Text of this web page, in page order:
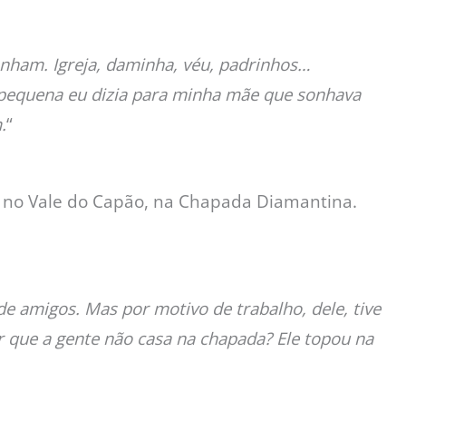
Igreja, daminha, véu, padrinhos…
eu dizia para minha mãe que sonhava
“
Vale do Capão, na Chapada Diamantina.
amigos. Mas por motivo de trabalho, dele, tive
a gente não casa na chapada? Ele topou na